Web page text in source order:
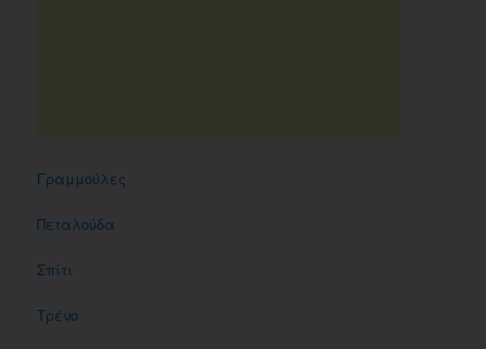
Γραμμούλες
Πεταλούδα
Σπίτι
Τρένο